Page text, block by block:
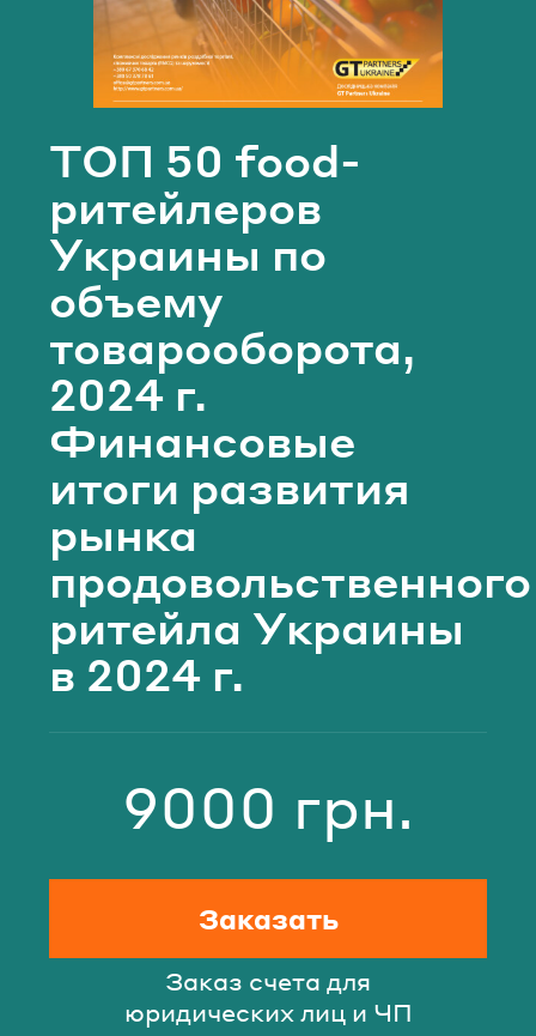
ТОП 50 food-
ритейлеров
Украины по
объему
товарооборота,
2024 г.
Финансовые
итоги развития
рынка
продовольственного
ритейла Украины
в 2024 г.
Стоимость9000 грн.
Заказать
Заказ счета для
юридических лиц и ЧП
Телефон*
Email*
ОТПРАВИТЬ
Email
ВОЙТИ